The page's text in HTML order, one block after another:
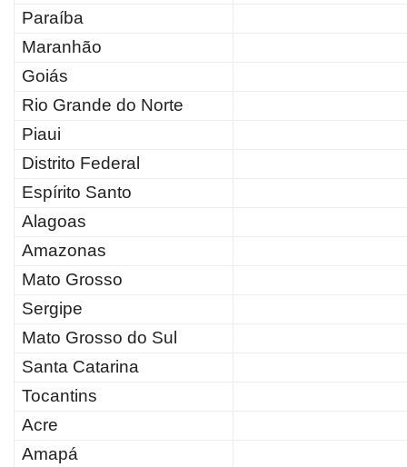
Paraíba
Maranhão
Goiás
Rio Grande do Norte
Piaui
Distrito Federal
Espírito Santo
Alagoas
Amazonas
Mato Grosso
Sergipe
Mato Grosso do Sul
Santa Catarina
Tocantins
Acre
Amapá